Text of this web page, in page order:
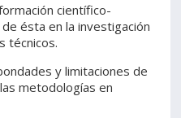
científico-
ésta en la investigación
técnicos.
y limitaciones de
metodologías en